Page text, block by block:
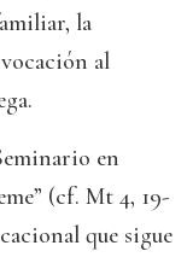
la
al
en
(cf. Mt 4, 19-
que sigue